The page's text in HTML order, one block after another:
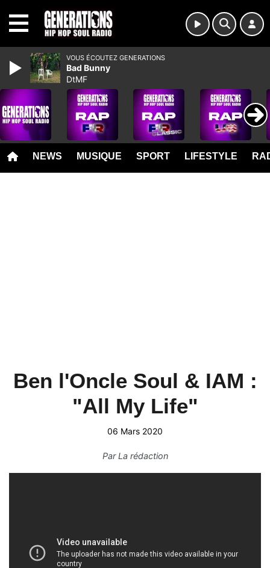
NEWS MUSIQUE SPORT LIFESTYLE
Ben l'Oncle Soul & IAM :
"All My Life"
06 Mars 2020
ParLa rédaction
VOUS ÉCOUTEZ GENERATIONS
Bad Bunny
DtMF